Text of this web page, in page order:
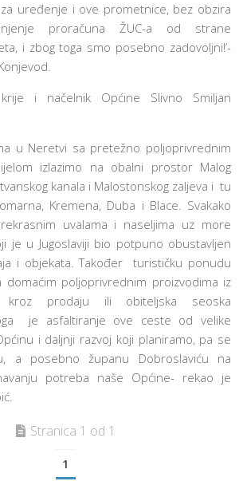
uređenje i ove prometnice, bez obzira
proračuna ŽUC-a od strane
i zbog toga smo posebno zadovoljni!’-
i načelnik Općine Slivno Smiljan
u Neretvi sa pretežno poljoprivrednim
izlazimo na obalni prostor Malog
kanala i Malostonskog zaljeva i tu
Kremena, Duba i Blace. Svakako
uvalama i naseljima uz more
je u Jugoslaviji bio potpuno obustavljen
i objekata. Također turističku ponudu
domaćim poljoprivrednim proizvodima iz
kroz prodaju ili obiteljska seoska
je asfaltiranje ove ceste od velike
i daljnji razvoj koji planiramo, pa se
u, a posebno županu Dobroslaviću na
potreba naše Općine- rekao je
Stranica 1 od 1
1